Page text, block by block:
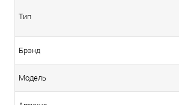
Тип
Брэнд
Модель